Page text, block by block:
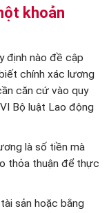
khoản
định nào đề cập
chính xác lương
căn cứ vào quy
Bộ luật Lao động
là số tiền mà
thỏa thuận để thực
sản hoặc bằng